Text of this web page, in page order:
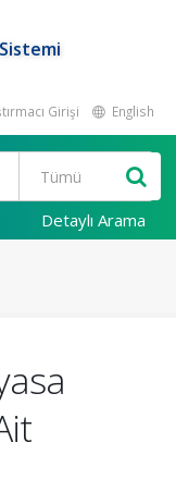
Girişi English
Detaylı Arama